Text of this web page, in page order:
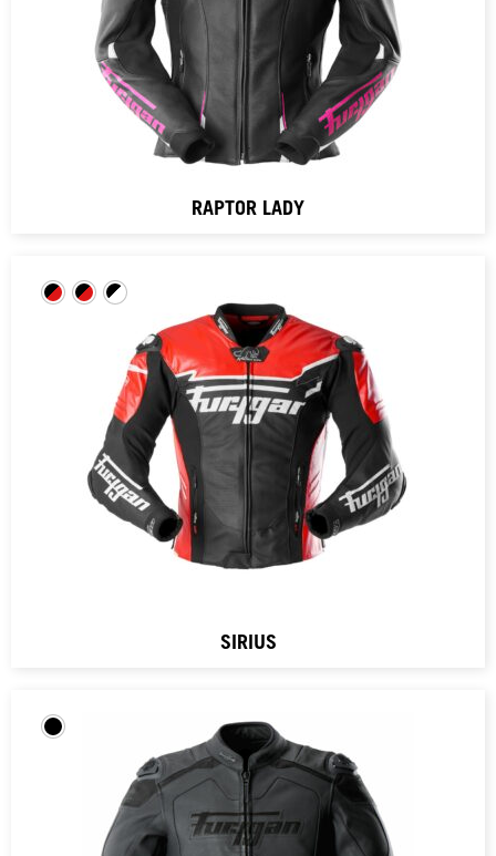
RAPTOR LADY
SIRIUS